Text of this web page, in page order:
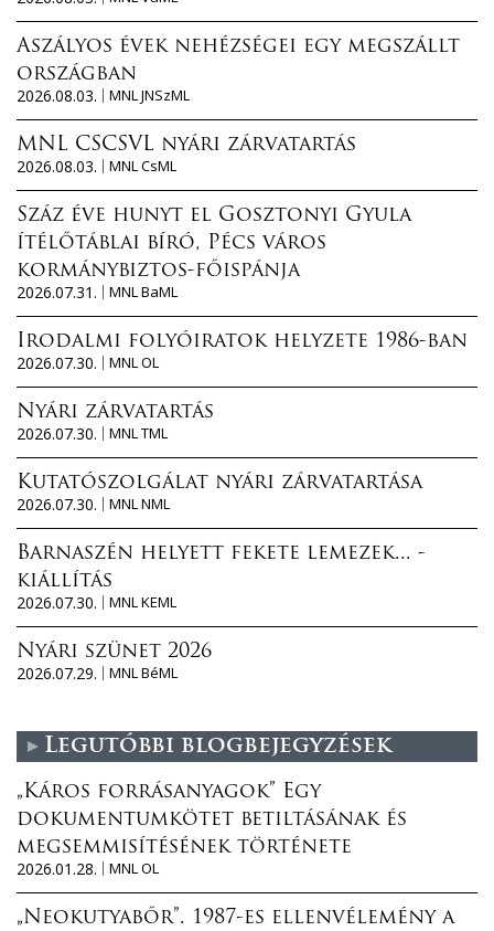
Aszályos évek nehézségei egy megszállt
országban
2026.08.03.
MNL JNSzML
MNL CSCSVL nyári zárvatartás
2026.08.03.
MNL CsML
Száz éve hunyt el Gosztonyi Gyula
ítélőtáblai bíró, Pécs város
kormánybiztos-főispánja
2026.07.31.
MNL BaML
Irodalmi folyóiratok helyzete 1986-ban
2026.07.30.
MNL OL
Nyári zárvatartás
2026.07.30.
MNL TML
Kutatószolgálat nyári zárvatartása
2026.07.30.
MNL NML
Barnaszén helyett fekete lemezek... -
kiállítás
2026.07.30.
MNL KEML
Nyári szünet 2026
2026.07.29.
MNL BéML
Legutóbbi blogbejegyzések
„Káros forrásanyagok” Egy
dokumentumkötet betiltásának és
megsemmisítésének története
2026.01.28.
MNL OL
„Neokutyabőr”. 1987-es ellenvélemény a